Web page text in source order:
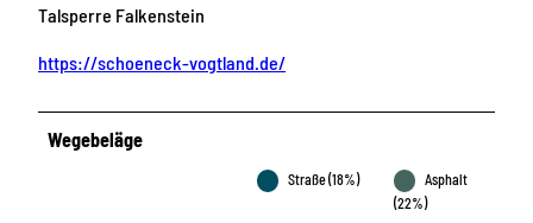
Talsperre Falkenstein
https://schoeneck-vogtland.de/
Wegebeläge
Straße (18%)
Asphalt
(22%)